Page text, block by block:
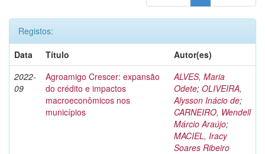
Registos:
Data
Título
Autor(es)
2022-
09
Agroamigo Crescer: expansão
do crédito e impactos
macroeconômicos nos
municípios
ALVES, Maria
Odete; OLIVEIRA,
Alysson Inácio de;
CARNEIRO, Wendell
Márcio Araújo;
MACIEL, Iracy
Soares Ribeiro